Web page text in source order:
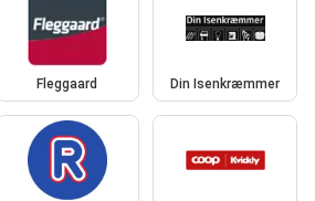
Fleggaard Din Isenkræmmer